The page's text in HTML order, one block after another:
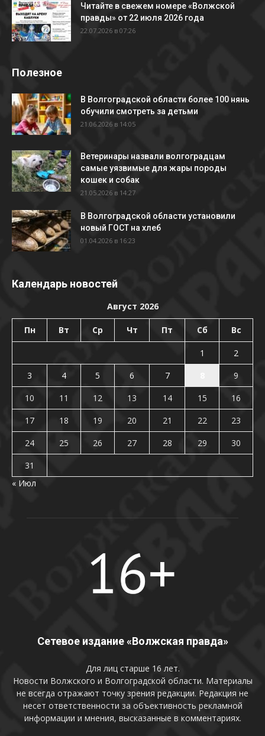
Читайте в свежем номере «Волжской
правды» от 22 июля 2026 года
22.07.2026 в 07:26
Полезное
В Волгоградской области более 100 нянь
обучили смотреть за детьми
21.06.2026 в 14:05
Ветеринары назвали волгоградцам
самые уязвимые для жары породы
кошек и собак
21.05.2026 в 14:27
В Волгоградской области установили
новый ГОСТ на хлеб
01.04.2026 в 16:23
Календарь новостей
Август 2026
Пн Вт Ср Чт Пт Сб Вс
1
2
3
4 5 6 7
9
10
11 12 13 14 15
16
17
18 19 20 21 22
23
24
25 26 27 28 29
30
31
« Июл
Сетевое издание «Волжская правда»
Для лиц старше 16 лет.
Новости Волжского и Волгоградской области. Материалы
не всегда отражают точку зрения редакции. Редакция не
несет ответственности за объективность рекламной
информации и мнения, высказанные в комментариях.